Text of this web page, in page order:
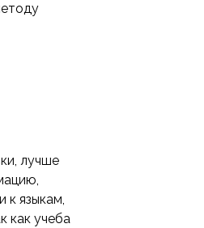
лучше
к языкам,
как учеба